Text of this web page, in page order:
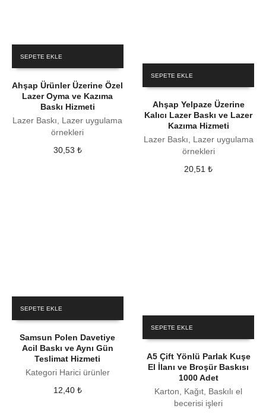
SEPETE EKLE
Ahşap Ürünler Üzerine Özel
Lazer Oyma ve Kazıma
Baskı Hizmeti
Lazer Baskı, Lazer uygulama
örnekleri
30,53 ₺
SEPETE EKLE
Ahşap Yelpaze Üzerine
Kalıcı Lazer Baskı ve Lazer
Kazıma Hizmeti
Lazer Baskı, Lazer uygulama
örnekleri
20,51₺
SEPETE EKLE
Samsun Polen Davetiye
Acil Baskı ve Aynı Gün
Teslimat Hizmeti
Kategori Harici ürünler
12,40 ₺
SEPETE EKLE
A5 Çift Yönlü Parlak Kuşe
El İlanı ve Broşür Baskısı
1000 Adet
Karton, Kağıt, Baskılı el
becerisi işleri